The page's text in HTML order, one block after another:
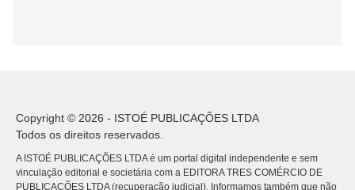
Copyright © 2026 - ISTOÉ PUBLICAÇÕES LTDA
Todos os direitos reservados.
A ISTOÉ PUBLICAÇÕES LTDA é um portal digital independente e sem
vinculação editorial e societária com a EDITORA TRES COMÉRCIO DE
PUBLICACÕES LTDA (recuperação judicial). Informamos também que não